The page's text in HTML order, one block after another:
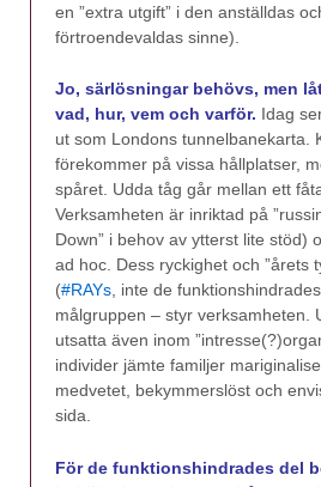
en ”extra utgift” i den anställdas
förtroendevaldas sinne).
Jo, särlösningar behövs, men
vad, hur, vem och varför. Idag
ut som Londons tunnelbanekarta.
förekommer på vissa hållplatser,
spåret. Udda tåg går mellan ett
Verksamheten är inriktad på
Down” i behov av ytterst lite stöd)
ad hoc. Dess ryckighet och ”årets
(#RAYs, inte de
målgruppen – styr verksamheten.
utsatta även inom
individer jämte familjer
medvetet, bekymmerslöst och
sida.
För de funktionshindrades del